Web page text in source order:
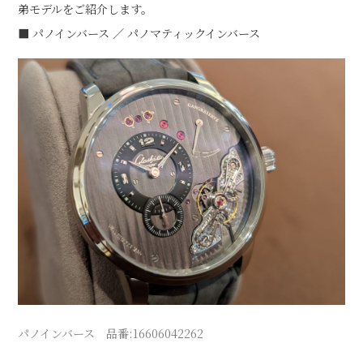
弟モデルをご紹介します。
■ パノインバース ／ パノマティックインバース
パノインバース 品番:16606042262